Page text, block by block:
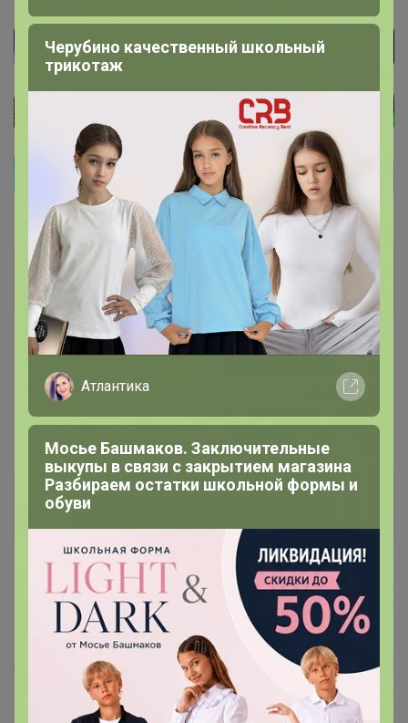
Елена1104
Великий магистр
14 января, 2022 08:59 1
Glamkat, спасибо за пояснение. Извините, что не
заметила этого в условиях СП.
S_Alena
17 января, 2022 15:42
, добрый день! Я совсем запуталась по своим
переплатам и перезачетам:( можно как-то
автоматически пересчитать, чтобы в окошке когда
выбираешь с какой закупки сделать перезачет, не
висело там лишних переплат, которые уже учтены в
Черубино качественный школьный
трикотаж
Атлантика
Мосье Башмаков. Заключительные
выкупы в связи с закрытием магазина
Разбираем остатки школьной формы и
обуви